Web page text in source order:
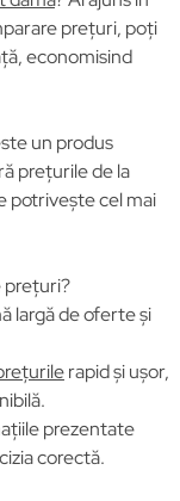
prețuri, poți
economisind
un produs
prețurile de la
potrivește cel mai
prețuri?
largă de oferte și
rapid și ușor,
prezentate
corectă.